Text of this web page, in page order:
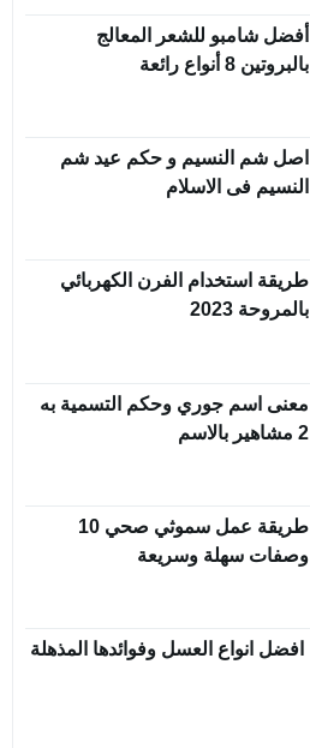
أفضل شامبو للشعر المعالج
بالبروتين 8 أنواع رائعة
اصل شم النسيم و حكم عيد شم
النسيم فى الاسلام
طريقة استخدام الفرن الكهربائي
بالمروحة 2023
معنى اسم جوري وحكم التسمية به
2 مشاهير بالاسم
طريقة عمل سموثي صحي 10
وصفات سهلة وسريعة
افضل انواع العسل وفوائدها المذهلة